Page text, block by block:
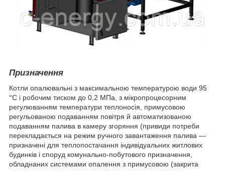
Призначення
Котли опалювальні з максимальною температурою води 95
°C і робочим тиском до 0,2 МПа, з мікропроцесорним
регулюванням температури теплоносія, примусовою
регульованою подаванням повітря й автоматизованою
подаванням палива в камеру згоряння (привиди потреби
перекладається на режим ручного завантаження палива —
призначені для теплопостачання індивідуальних житлових
будинків і споруд комунально-побутового призначення,
обладнаних системами опалення з примусовою (закрита